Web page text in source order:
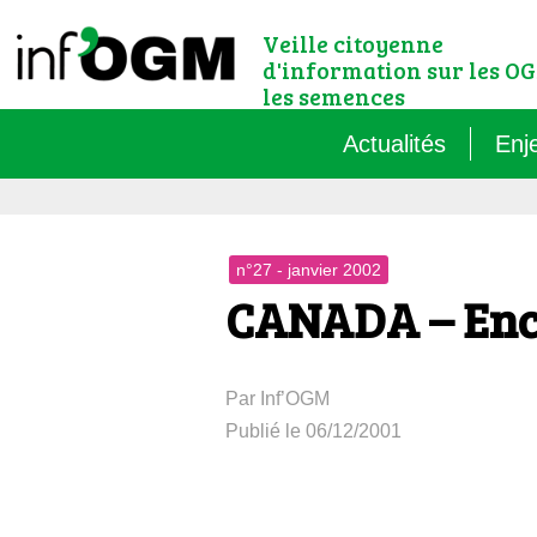
Veille citoyenne
d'information sur les
les semences
Actualités
Le
n°27 - janvier 2002
CANADA –
Par Inf’OGM
Publié le 06/12/2001